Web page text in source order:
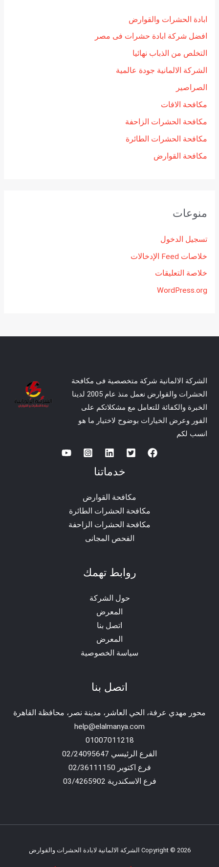
ابادة الحشرات والقوارض
افضل شركة ابادة حشرات فى مصر
التخلص من الذباب نهائيا
الشركة الالمانية جودة عالمية
الصراصير
مكافحة الافات
مكافحة الحشرات الزاحفة
مكافحة الحشرات الطائرة
مكافحة القوارض
منوعات
تسجيل الدخول
خلاصات Feed الإدخالات
خلاصة التعليقات
WordPress.org
الشركة الالمانية شركة متخصصية فى مكافحة
الحشرات والقوارض نعمل منذ عام 2005 لدينا
الخبرة والكفائة للتعامل مع مشكلاتكم على
الفور وعرض الخيارات بوضوح لاختيار ما هو
انسب لكم
خدماتنا
مكافحة القوارض
مكافحة الحشرات الطائرة
مكافحة الحشرات الزاحفة
الفحص المجانى
روابط تهمك
حول الشركة
المعرض
اتصل بنا
المعرض
سياسة الخصوصية
اتصل بنا
محور مهدي عرفة، الحي العاشر، مدينة نصر، محافظة القاهرة‬
help@elalmanya.com
01007011218
الفرع الرئيسي 02/24095647
فرع اكتوبر 02/36111150
فرع الاسكندرية 03/4265902
Copyright © 2026 الشركة الالمانية لابادة الحشرات والقوارض